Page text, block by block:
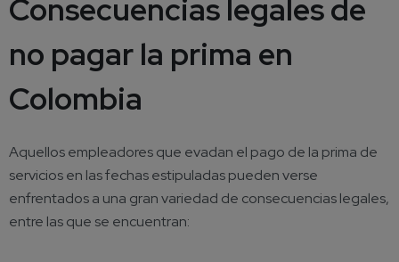
Consecuencias legales de
no pagar la prima en
Colombia
Aquellos empleadores que evadan el pago de la prima de
servicios en las fechas estipuladas pueden verse
enfrentados a una gran variedad de consecuencias legales,
entre las que se encuentran: